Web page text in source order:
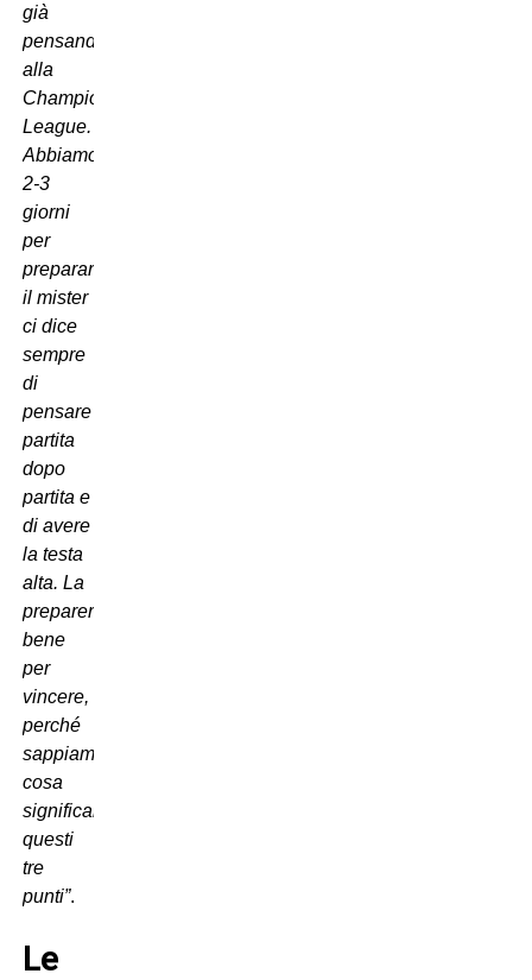
già
pensando
alla
Champions
League.
Abbiamo
2-3
giorni
per
prepararla:
il mister
ci dice
sempre
di
pensare
partita
dopo
partita e
di avere
la testa
alta. La
prepareremo
bene
per
vincere,
perché
sappiamo
cosa
significano
questi
tre
punti”.
Le